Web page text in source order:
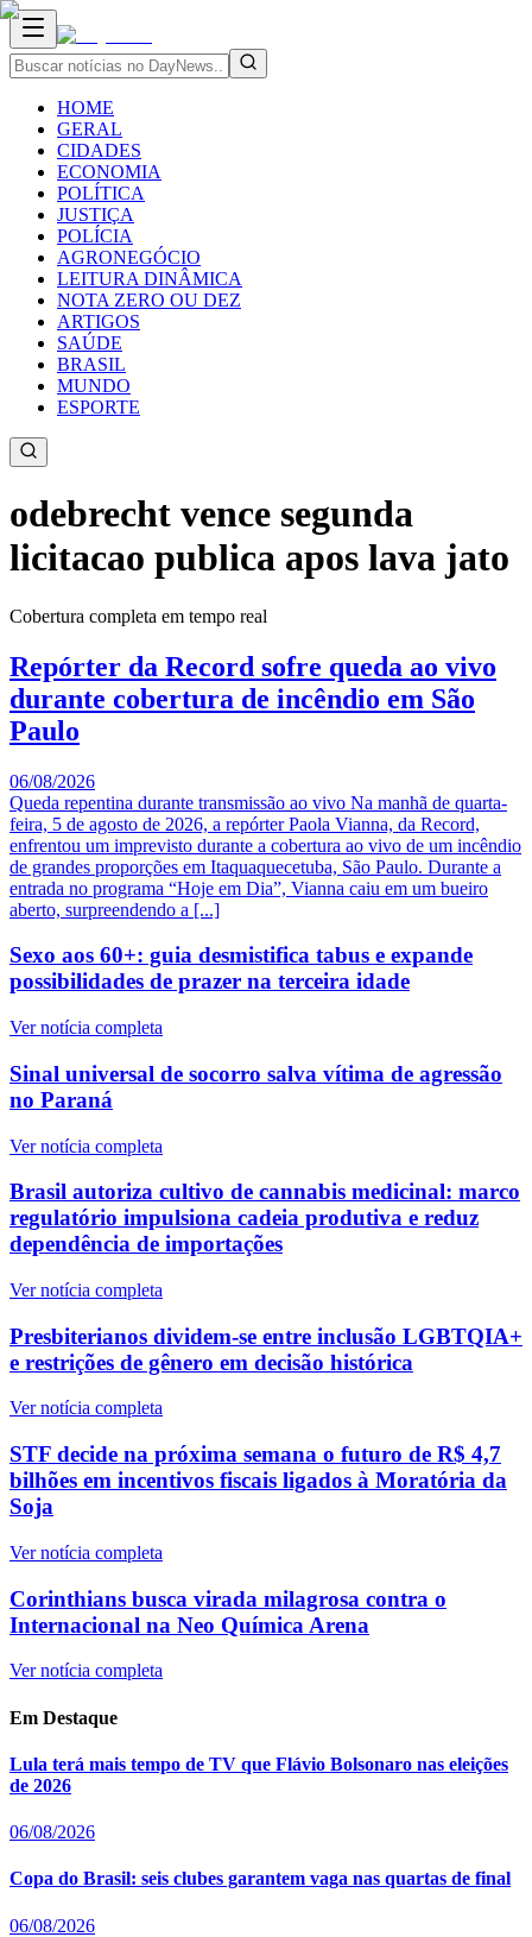
HOME
GERAL
CIDADES
ECONOMIA
POLÍTICA
JUSTIÇA
POLÍCIA
AGRONEGÓCIO
LEITURA DINÂMICA
NOTA ZERO OU DEZ
ARTIGOS
SAÚDE
BRASIL
MUNDO
ESPORTE
odebrecht vence segunda
licitacao publica apos lava jato
Cobertura completa em tempo real
Repórter da Record sofre queda ao vivo
durante cobertura de incêndio em São
Paulo
06/08/2026
Queda repentina durante transmissão ao vivo Na manhã de quarta-
feira, 5 de agosto de 2026, a repórter Paola Vianna, da Record,
enfrentou um imprevisto durante a cobertura ao vivo de um incêndio
de grandes proporções em Itaquaquecetuba, São Paulo. Durante a
entrada no programa “Hoje em Dia”, Vianna caiu em um bueiro
aberto, surpreendendo a [...]
Sexo aos 60+: guia desmistifica tabus e expande
possibilidades de prazer na terceira idade
Ver notícia completa
Sinal universal de socorro salva vítima de agressão
no Paraná
Ver notícia completa
Brasil autoriza cultivo de cannabis medicinal: marco
regulatório impulsiona cadeia produtiva e reduz
dependência de importações
Ver notícia completa
Presbiterianos dividem-se entre inclusão LGBTQIA+
e restrições de gênero em decisão histórica
Ver notícia completa
STF decide na próxima semana o futuro de R$ 4,7
bilhões em incentivos fiscais ligados à Moratória da
Soja
Ver notícia completa
Corinthians busca virada milagrosa contra o
Internacional na Neo Química Arena
Ver notícia completa
Em Destaque
Lula terá mais tempo de TV que Flávio Bolsonaro nas eleições
de 2026
06/08/2026
Copa do Brasil: seis clubes garantem vaga nas quartas de final
06/08/2026